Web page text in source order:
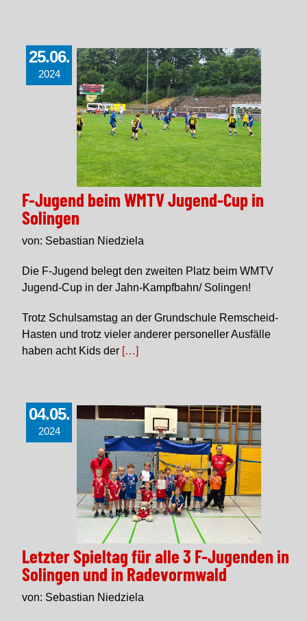
25.06.
2024
F-Jugend beim WMTV Jugend-Cup in
Solingen
von: Sebastian Niedziela
Die F-Jugend belegt den zweiten Platz beim WMTV
Jugend-Cup in der Jahn-Kampfbahn/ Solingen!
Trotz Schulsamstag an der Grundschule Remscheid-
Hasten und trotz vieler anderer personeller Ausfälle
haben acht Kids der […]
04.05.
2024
Letzter Spieltag für alle 3 F-Jugenden in
Solingen und in Radevormwald
von: Sebastian Niedziela